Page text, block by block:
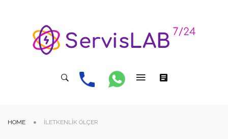
HOME İLETKENLIK ÖLÇER